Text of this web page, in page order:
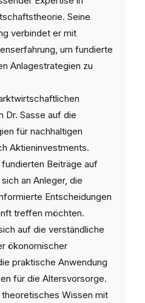
Seine
verbindet er mit
um fundierte
Anlagestrategien zu
Dr. Sasse auf die
für nachhaltigen
Aktieninvestments.
Beiträge auf
an Anleger, die
Entscheidungen
treffen möchten.
auf die verständliche
ökonomischer
praktische Anwendung
für die Altersvorsorge.
Wissen mit